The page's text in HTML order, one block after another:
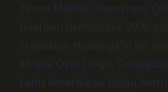
Tecno Mobile, Shenzhen,
telefonu üreticisidir. 2006
Transsion Holdings’in bir
Afrika, Orta Doğu,
Latin Amerika ve Doğu